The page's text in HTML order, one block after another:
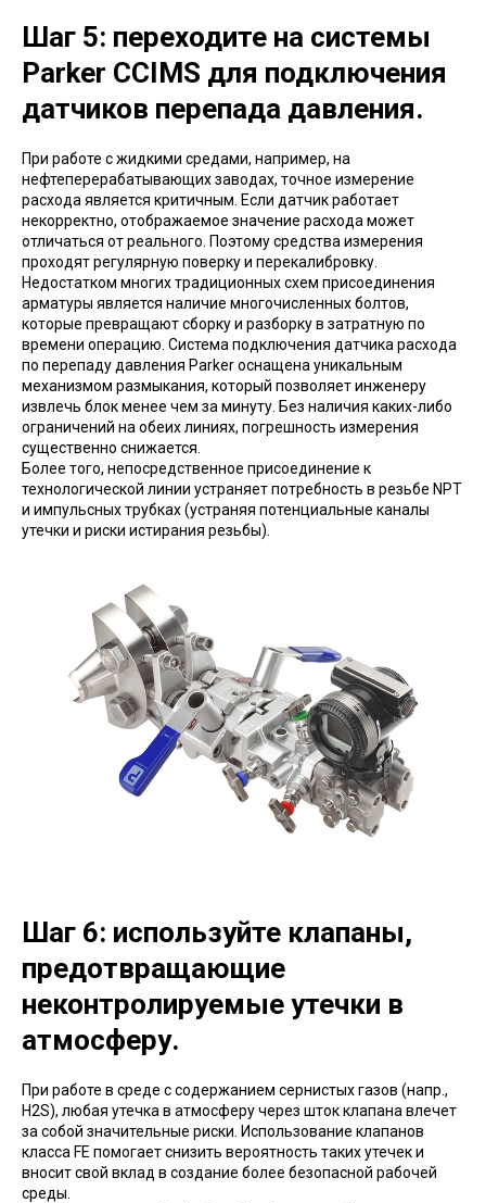
Шаг 5: переходите на системы
Parker CCIMS для подключения
датчиков перепада давления.
При работе с жидкими средами, например, на
нефтеперерабатывающих заводах, точное измерение
расхода является критичным. Если датчик работает
некорректно, отображаемое значение расхода может
отличаться от реального. Поэтому средства измерения
проходят регулярную поверку и перекалибровку.
Недостатком многих традиционных схем присоединения
арматуры является наличие многочисленных болтов,
которые превращают сборку и разборку в затратную по
времени операцию. Система подключения датчика расхода
по перепаду давления Parker оснащена уникальным
механизмом размыкания, который позволяет инженеру
извлечь блок менее чем за минуту. Без наличия каких-либо
ограничений на обеих линиях, погрешность измерения
существенно снижается.
Более того, непосредственное присоединение к
технологической линии устраняет потребность в резьбе NPT
и импульсных трубках (устраняя потенциальные каналы
утечки и риски истирания резьбы).
Шаг 6: используйте клапаны,
предотвращающие
неконтролируемые утечки в
атмосферу.
При работе в среде с содержанием сернистых газов (напр.,
H2S), любая утечка в атмосферу через шток клапана влечет
за собой значительные риски. Использование клапанов
класса FE помогает снизить вероятность таких утечек и
вносит свой вклад в создание более безопасной рабочей
среды.